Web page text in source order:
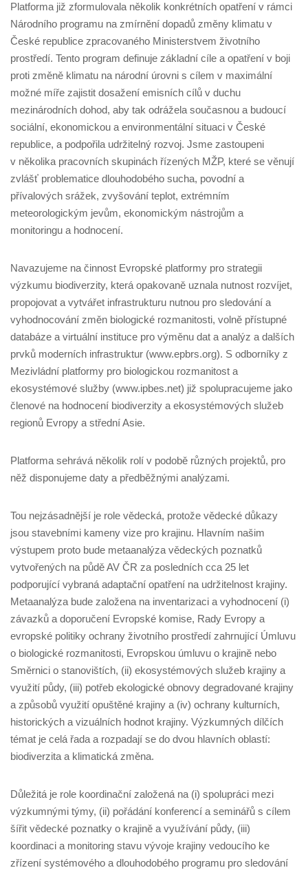
Platforma již zformulovala několik konkrétních opatření v rámci
Národního programu na zmírnění dopadů změny klimatu v
České republice zpracovaného Ministerstvem životního
prostředí. Tento program definuje základní cíle a opatření v boji
proti změně klimatu na národní úrovni s cílem v maximální
možné míře zajistit dosažení emisních cílů v duchu
mezinárodních dohod, aby tak odrážela současnou a budoucí
sociální, ekonomickou a environmentální situaci v České
republice, a podpořila udržitelný rozvoj. Jsme zastoupeni
v několika pracovních skupinách řízených MŽP, které se věnují
zvlášť problematice dlouhodobého sucha, povodní a
přívalových srážek, zvyšování teplot, extrémním
meteorologickým jevům, ekonomickým nástrojům a
monitoringu a hodnocení.
Navazujeme na činnost Evropské platformy pro strategii
výzkumu biodiverzity, která opakovaně uznala nutnost rozvíjet,
propojovat a vytvářet infrastrukturu nutnou pro sledování a
vyhodnocování změn biologické rozmanitosti, volně přístupné
databáze a virtuální instituce pro výměnu dat a analýz a dalších
prvků moderních infrastruktur (www.epbrs.org). S odborníky z
Mezivládní platformy pro biologickou rozmanitost a
ekosystémové služby (www.ipbes.net) již spolupracujeme jako
členové na hodnocení biodiverzity a ekosystémových služeb
regionů Evropy a střední Asie.
Platforma sehrává několik rolí v podobě různých projektů, pro
něž disponujeme daty a předběžnými analýzami.
Tou nejzásadnější je role vědecká, protože vědecké důkazy
jsou stavebními kameny vize pro krajinu. Hlavním našim
výstupem proto bude metaanalýza vědeckých poznatků
vytvořených na půdě AV ČR za posledních cca 25 let
podporující vybraná adaptační opatření na udržitelnost krajiny.
Metaanalýza bude založena na inventarizaci a vyhodnocení (i)
závazků a doporučení Evropské komise, Rady Evropy a
evropské politiky ochrany životního prostředí zahrnující Úmluvu
o biologické rozmanitosti, Evropskou úmluvu o krajině nebo
Směrnici o stanovištích, (ii) ekosystémových služeb krajiny a
využití půdy, (iii) potřeb ekologické obnovy degradované krajiny
a způsobů využití opuštěné krajiny a (iv) ochrany kulturních,
historických a vizuálních hodnot krajiny. Výzkumných dílčích
témat je celá řada a rozpadají se do dvou hlavních oblastí:
biodiverzita a klimatická změna.
Důležitá je role koordinační založená na (i) spolupráci mezi
výzkumnými týmy, (ii) pořádání konferencí a seminářů s cílem
šířit vědecké poznatky o krajině a využívání půdy, (iii)
koordinaci a monitoring stavu vývoje krajiny vedoucího ke
zřízení systémového a dlouhodobého programu pro sledování